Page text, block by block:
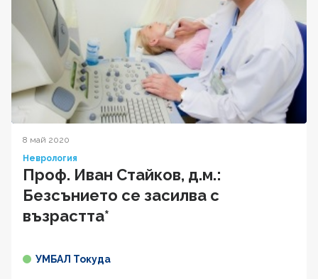
8 май 2020
Неврология
Проф. Иван Cтaйкoв, д.м.:
Безсънието се засилва с
възрастта*
УМБАЛ Токуда